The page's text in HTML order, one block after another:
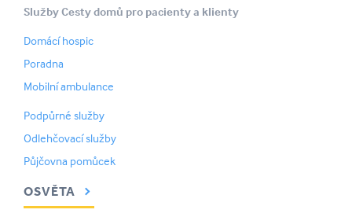
Služby Cesty domů pro pacienty a klienty
Domácí hospic
Poradna
Mobilní ambulance
Podpůrné služby
Odlehčovací služby
Půjčovna pomůcek
OSVĚTA